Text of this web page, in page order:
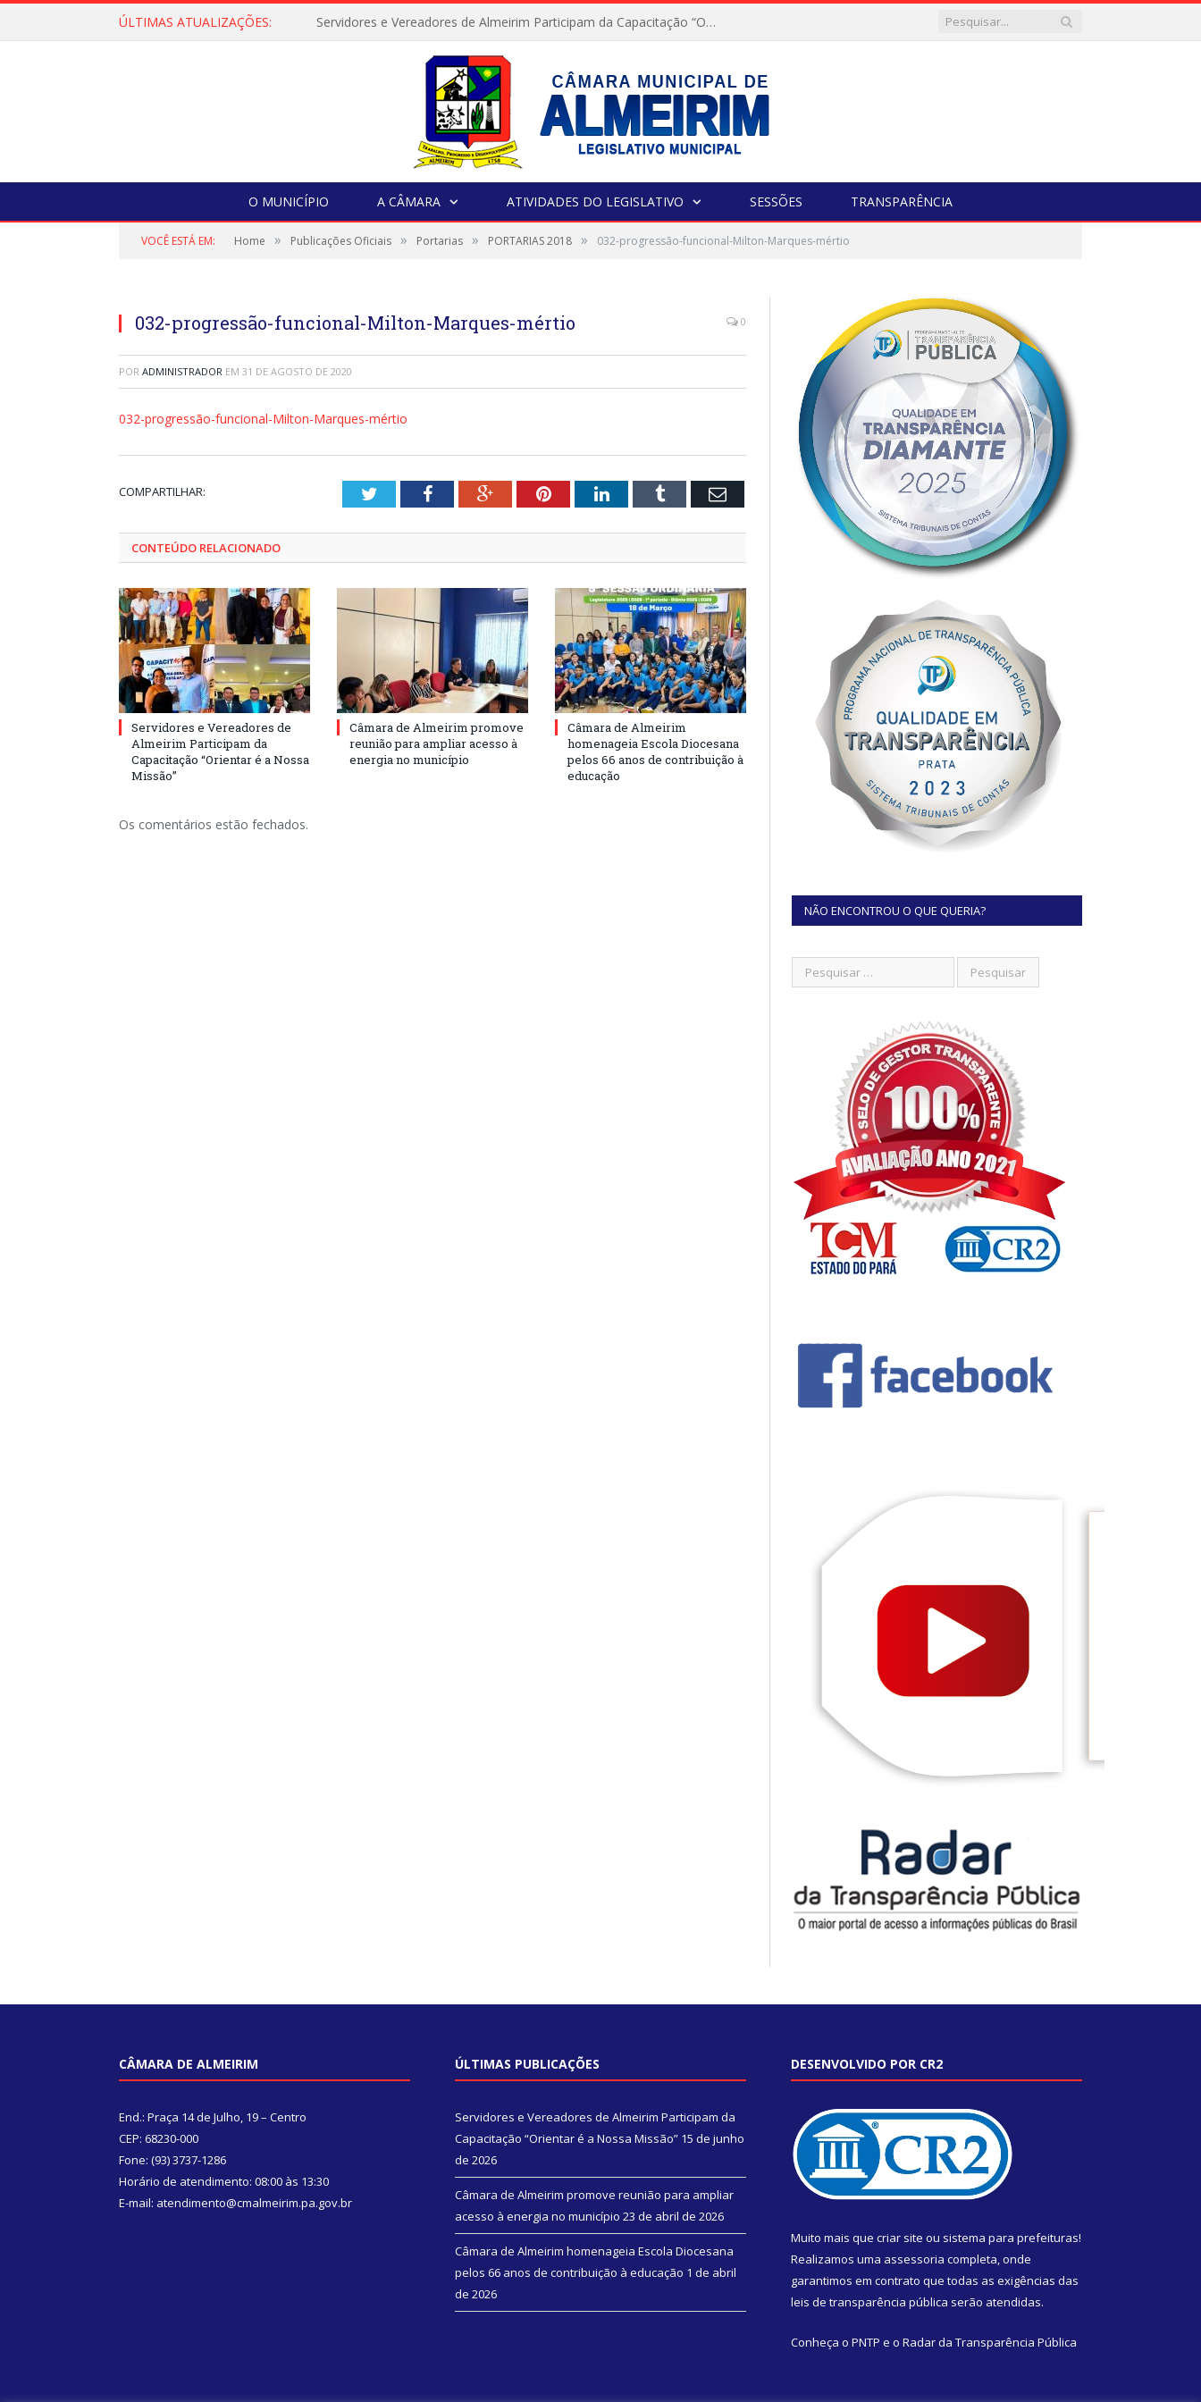
ÚLTIMAS ATUALIZAÇÕES: Servidores e Vereadores de Almeirim Participam da Capacitação “Orientar é a Nossa Missão”
O MUNICÍPIO A CÂMARA ATIVIDADES DO LEGISLATIVO SESSÕES TRANSPARÊNCIA
VOCÊ ESTÁ EM: Home » Publicações Oficiais » Portarias » PORTARIAS 2018 » 032-progressão-funcional-Milton-Marques-mértio
032-progressão-funcional-Milton-Marques-mértio 0
POR ADMINISTRADOR EM 31 DE AGOSTO DE 2020
032-progressão-funcional-Milton-Marques-mértio
COMPARTILHAR: TwitterFacebookGoogle+PinterestLinkedInTumblr Email
CONTEÚDO RELACIONADO
Servidores e Vereadores de
Almeirim Participam da
Capacitação “Orientar é a Nossa
Missão”
Câmara de Almeirim promove
reunião para ampliar acesso à
energia no município
Câmara de Almeirim
homenageia Escola Diocesana
pelos 66 anos de contribuição à
educação
Os comentários estão fechados.
NÃO ENCONTROU O QUE QUERIA?
CÂMARA DE ALMEIRIM
End.: Praça 14 de Julho, 19 – Centro
CEP: 68230-000
Fone: (93) 3737-1286
Horário de atendimento: 08:00 às 13:30
E-mail: atendimento@cmalmeirim.pa.gov.br
ÚLTIMAS PUBLICAÇÕES
Servidores e Vereadores de Almeirim Participam da
Capacitação “Orientar é a Nossa Missão” 15 de junho
de 2026
Câmara de Almeirim promove reunião para ampliar
acesso à energia no município 23 de abril de 2026
Câmara de Almeirim homenageia Escola Diocesana
pelos 66 anos de contribuição à educação 1 de abril
de 2026
DESENVOLVIDO POR CR2
Muito mais que criar site ou sistema para prefeituras!
Realizamos uma assessoria completa, onde
garantimos em contrato que todas as exigências das
leis de transparência pública serão atendidas.
Conheça o PNTP e o Radar da Transparência Pública